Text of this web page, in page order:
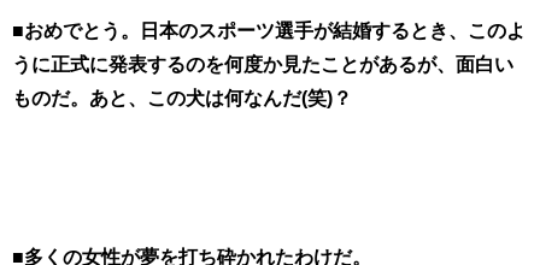
■おめでとう。日本のスポーツ選手が結婚するとき、このよ
うに正式に発表するのを何度か見たことがあるが、面白い
ものだ。あと、この犬は何なんだ(笑)？
■多くの女性が夢を打ち砕かれたわけだ。